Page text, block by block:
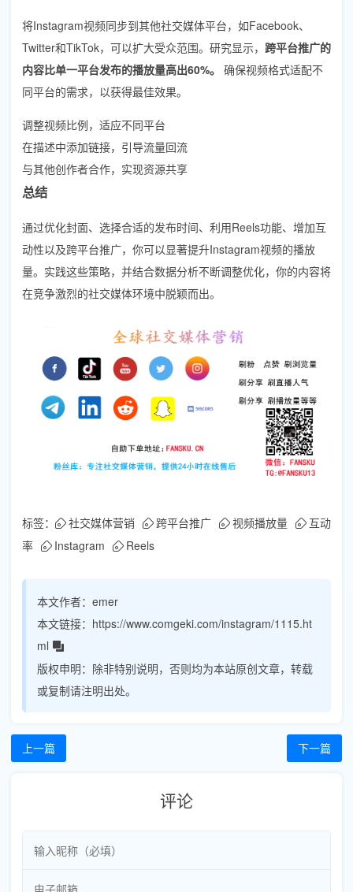
将Instagram视频同步到其他社交媒体平台，如Facebook、
Twitter和TikTok，可以扩大受众范围。研究显示， 跨平台推广的
内容比单一平台发布的播放量高出60%。 确保视频格式适配不
同平台的需求，以获得最佳效果。
调整视频比例，适应不同平台
在描述中添加链接，引导流量回流
与其他创作者合作，实现资源共享
总结
通过优化封面、选择合适的发布时间、利用Reels功能、增加互
动性以及跨平台推广，你可以显著提升Instagram视频的播放
量。实践这些策略，并结合数据分析不断调整优化，你的内容将
在竞争激烈的社交媒体环境中脱颖而出。
标签： 社交媒体营销 跨平台推广 视频播放量
互动
率
Instagram Reels
本文作者： emer
本文链接： https://www.comgeki.com/instagram/1115.ht
ml
版权申明： 除非特别说明，否则均为本站原创文章，转载
或复制请注明出处。
上一篇 下一篇
评论